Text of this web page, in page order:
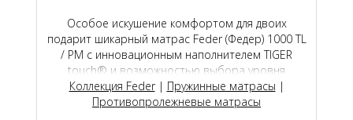
Особое искушение комфортом для двоих
подарит шикарный матрас Feder (Федер) 1000 ТL
/ РМ с инновационным наполнителем TIGER
touch® и возможностью выбора уровня
мягкости сторон на пружинном блоке премиум
класса Roll Feder Micropocket S 2000.
Коллекция Feder| Пружинные матрасы |
Противопролежневые матрасы